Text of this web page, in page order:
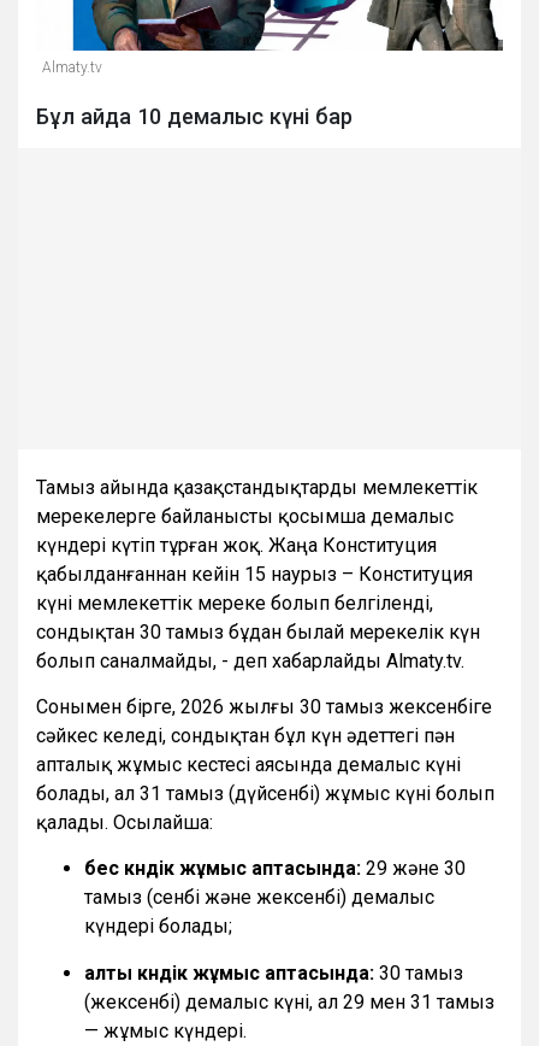
Almaty.tv
Бұл айда 10 демалыс күні бар
Тамыз айында қазақстандықтарды мемлекеттік
мерекелерге байланысты қосымша демалыс
күндері күтіп тұрған жоқ. Жаңа Конституция
қабылданғаннан кейін 15 наурыз – Конституция
күні мемлекеттік мереке болып белгіленді,
сондықтан 30 тамыз бұдан былай мерекелік күн
болып саналмайды, - деп хабарлайды Almaty.tv.
Сонымен бірге, 2026 жылғы 30 тамыз жексенбіге
сәйкес келеді, сондықтан бұл күн әдеттегі пән
апталық жұмыс кестесі аясында демалыс күні
болады, ал 31 тамыз (дүйсенбі) жұмыс күні болып
қалады. Осылайша:
бес күндік жұмыс аптасында: 29 және 30
тамыз (сенбі және жексенбі) демалыс
күндері болады;
алты күндік жұмыс аптасында: 30 тамыз
(жексенбі) демалыс күні, ал 29 мен 31 тамыз
— жұмыс күндері.